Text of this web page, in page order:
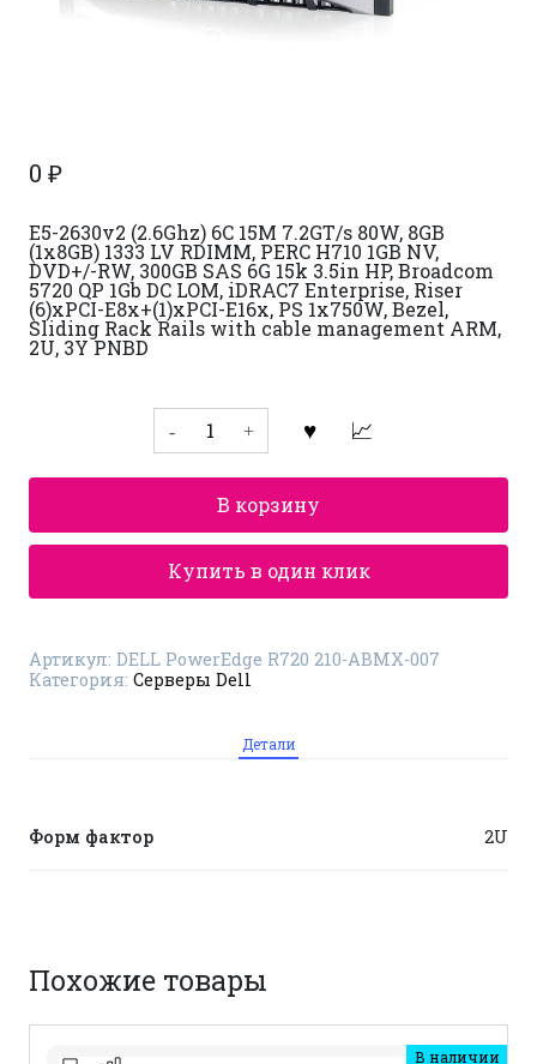
0 ₽
E5-2630v2 (2.6Ghz) 6C 15M 7.2GT/s 80W, 8GB
(1x8GB) 1333 LV RDIMM, PERC H710 1GB NV,
DVD+/-RW, 300GB SAS 6G 15k 3.5in HP, Broadcom
5720 QP 1Gb DC LOM, iDRAC7 Enterprise, Riser
(6)xPCI-E8x+(1)xPCI-E16x, PS 1x750W, Bezel,
Sliding Rack Rails with cable management ARM,
2U, 3Y PNBD
Количество
товара
DELL
PowerEdge
ABMX-
007
В корзину
Купить в один клик
Артикул: DELL PowerEdge R720 210-ABMX-007
Категория: Серверы Dell
Детали
Форм фактор 2U
Похожие товары
В наличии